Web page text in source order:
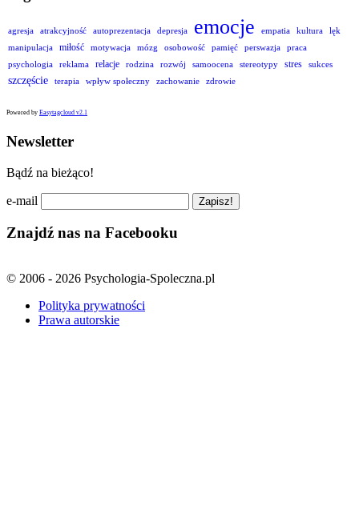
agresja atrakcyjność autoprezentacja depresja emocje empatia kultura
lęk
manipulacja
miłość motywacja mózg osobowość pamięć perswazja
praca
psychologia
reklama relacje rodzina rozwój samoocena stereotypy stres sukces
szczęście terapia wpływ społeczny zachowanie zdrowie
Powered by Easytagcloud v2.1
Newsletter
Bądź na bieżąco!
e-mail
Znajdź nas na Facebooku
© 2006 - 2026 Psychologia-Spoleczna.pl
Polityka prywatności
Prawa autorskie